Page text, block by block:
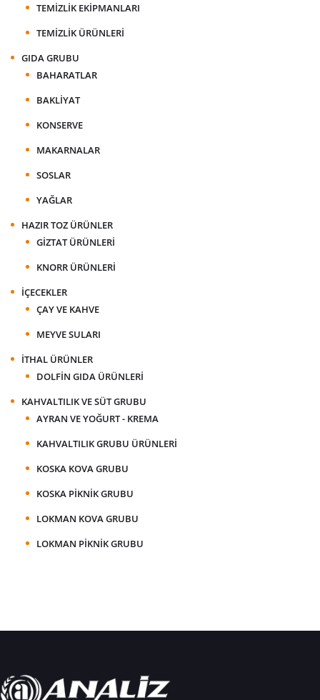
TEMIZLIK EKIPMANLARI
TEMIZLIK ÜRÜNLERI
GIDA GRUBU
BAHARATLAR
BAKLIYAT
KONSERVE
MAKARNALAR
SOSLAR
YAĞLAR
HAZIR TOZ ÜRÜNLER
GIZTAT ÜRÜNLERI
KNORR ÜRÜNLERI
İÇECEKLER
ÇAY VE KAHVE
MEYVE SULARI
İTHAL ÜRÜNLER
DOLFIN GIDA ÜRÜNLERI
KAHVALTILIK VE SÜT GRUBU
AYRAN VE YOĞURT - KREMA
KAHVALTILIK GRUBU ÜRÜNLERI
KOSKA KOVA GRUBU
KOSKA PIKNIK GRUBU
LOKMAN KOVA GRUBU
LOKMAN PIKNIK GRUBU